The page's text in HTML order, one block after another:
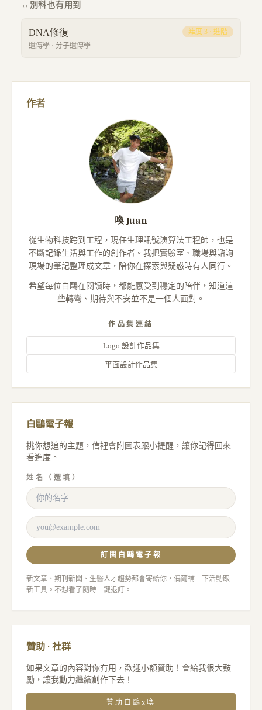
↔ 別科也有用到
DNA修復
遺傳學 · 分子遺傳學
難度 3 · 進階
作者
喚 Juan
從生物科技跨到工程，現任生理訊號演算法工程師，也是
不斷記錄生活與工作的創作者。我把實驗室、職場與諮詢
現場的筆記整理成文章，陪你在探索與疑惑時有人同行。
希望每位白鷗在閱讀時，都能感受到穩定的陪伴，知道這
些轉彎、期待與不安並不是一個人面對。
作品集連結
Logo 設計作品集
平面設計作品集
白鷗電子報
挑你想追的主題，信裡會附圖表跟小提醒，讓你記得回來
看進度。
姓名（選填）
訂閱白鷗電子報
新文章、期刊新聞、生醫人才趨勢都會寄給你，偶爾補一下活動跟
新工具。不想看了隨時一鍵退訂。
贊助 · 社群
如果文章的內容對你有用，歡迎小額贊助！會給我很大鼓
勵，讓我動力繼續創作下去！
贊助白鷗x喚